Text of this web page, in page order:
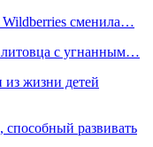
Wildberries сменила…
литовца с угнанным…
жизни детей
способный развивать